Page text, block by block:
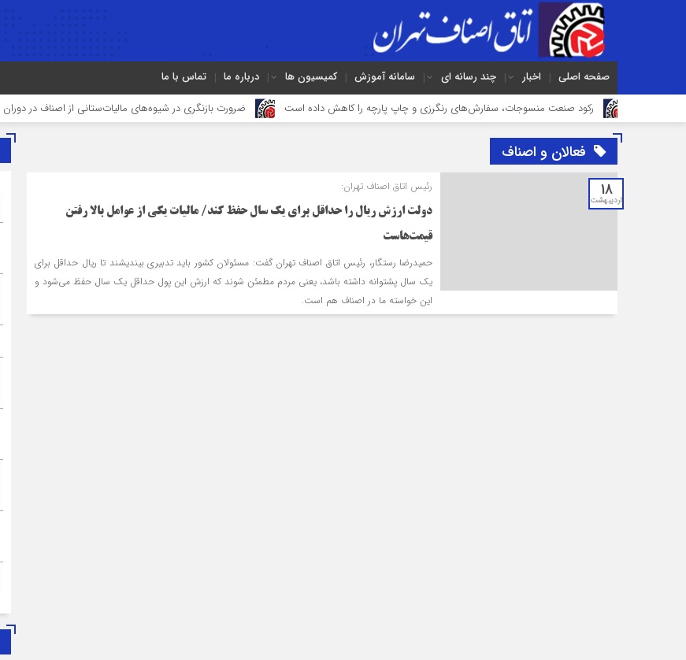
صفحه اصلی اخبار چند رسانه ای سامانه آموزش کمیسیون ها درباره ما تماس با ما
رکود صنعت منسوجات، سفارش‌های رنگرزی و چاپ پارچه را کاهش داده است ضرورت بازنگری در شیوه‌های مالیات‌ستانی از اصناف در دوران رکود
فعالان و اصناف
18
اردیبهشت
رئیس اتاق اصناف تهران:
دولت ارزش ریال را حداقل برای یک سال حفظ کند/ مالیات یکی از عوامل بالا رفتن
قیمت‌هاست
حمیدرضا رستگار، رئیس اتاق اصناف تهران گفت: مسئولان کشور باید تدبیری بیندیشند تا ریال حداقل برای
یک سال پشتوانه داشته باشد، یعنی مردم مطمئن شوند که ارزش این پول حداقل یک سال حفظ می‌شود و
این خواسته ما در اصناف هم است.